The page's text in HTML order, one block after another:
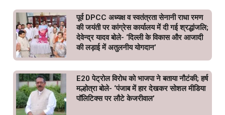
पूर्व DPCC अध्यक्ष व स्वतंत्रता सेनानी राधा रमण
की जयंती पर कांग्रेस कार्यालय में दी गई श्रद्धांजलि;
देवेन्द्र यादव बोले- ‘दिल्ली के विकास और आजादी
की लड़ाई में अतुलनीय योगदान’
E20 पेट्रोल विरोध को भाजपा ने बताया नौटंकी; हर्ष
मल्होत्रा बोले- ‘पंजाब में हार देखकर सोशल मीडिया
पॉलिटिक्स पर लौटे केजरीवाल’